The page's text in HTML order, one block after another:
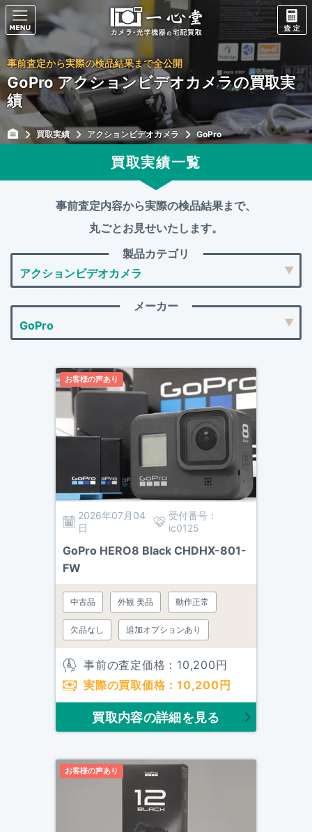
事前査定から実際の検品結果まで全公開
GoPro アクションビデオカメラの買取実
績
買取実績 アクションビデオカメラ GoPro
買取実績一覧
事前査定内容から実際の検品結果まで、
丸ごとお見せいたします。
製品カテゴリ
メーカー
お客様の声あり
2026年07月04
日
受付番号：
ic0125
GoPro HERO8 Black CHDHX-801-
FW
中古品 外観 美品 動作正常
欠品なし 追加オプションあり
事前の査定価格： 10,200円
実際の買取価格： 10,200 円
買取内容の詳細を見る
お客様の声あり